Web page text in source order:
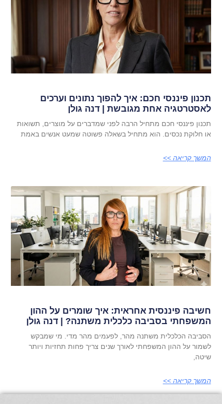
תכנון פיננסי חכם: איך להפוך נתונים וערכים
לאסטרטגיה אחת מגובשת | דנה גולן
תכנון פיננסי חכם מתחיל הרבה לפני שמדברים על מוצרים, תשואות
או חלוקת נכסים. הוא מתחיל בשאלה פשוטה שמעט אנשים באמת
המשך קריאה >>
חשיבה פיננסית אחראית: איך שומרים על ההון
המשפחתי בסביבה כלכלית משתנה? | דנה גולן
הסביבה הכלכלית משתנה מהר, לפעמים מהר מדי. מי שמבקש
לשמור על ההון המשפחתי לאורך שנים צריך פחות תחזיות ויותר
שיטה,
המשך קריאה >>